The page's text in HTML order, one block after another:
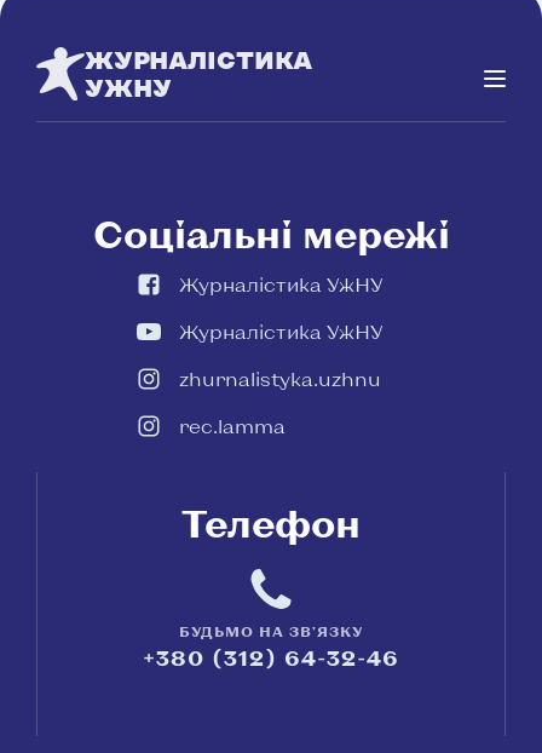
ЖУРНАЛІСТИКА
УЖНУ
Соціальні мережі
Журналістика УжНУ
Журналістика УжНУ
zhurnalistyka.uzhnu
rec.lamma
Телефон
БУДЬМО НА ЗВ'ЯЗКУ
+380 (312) 64-32-46